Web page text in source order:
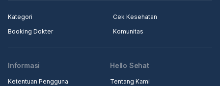
Kategori
Cek Kesehatan
Booking Dokter
Komunitas
Informasi
Ketentuan Pengguna
Hello Sehat
Tentang Kami